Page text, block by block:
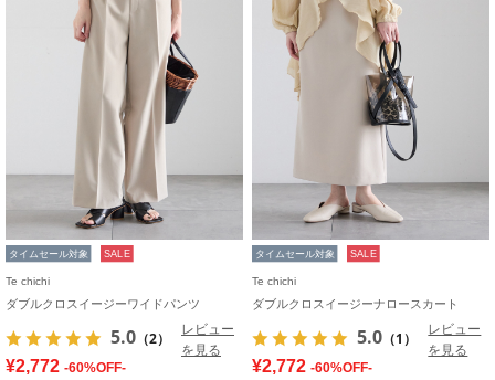
タイムセール対象 SALE
Te chichi
ダブルクロスイージーワイドパンツ
5.0 （2）
レビュー
を見る
¥2,772 -60%OFF-
タイムセール対象 SALE
Te chichi
ダブルクロスイージーナロースカート
5.0 （1）
レビュー
を見る
¥2,772 -60%OFF-